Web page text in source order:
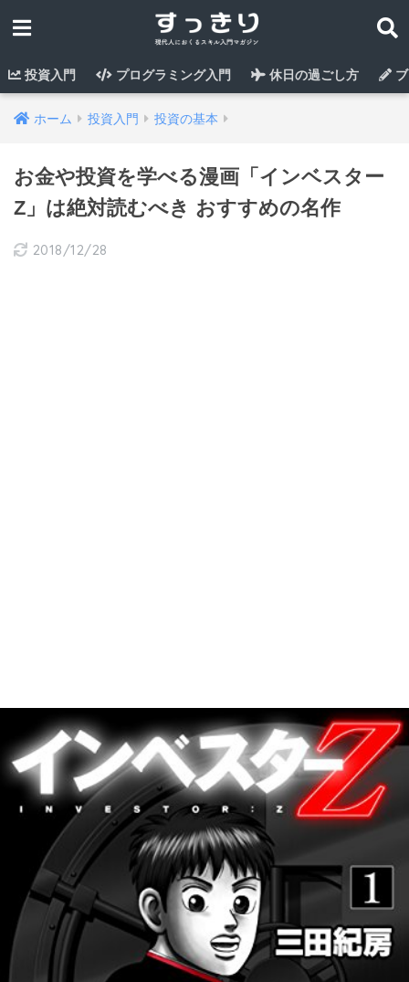
投資入門 プログラミング入門 休日の過ごし方
ホーム 投資入門 投資の基本
お金や投資を学べる漫画「インベスター
Z」は絶対読むべき おすすめの名作
2018/12/28